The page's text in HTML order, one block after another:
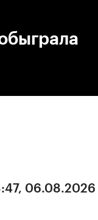
06.08.2026